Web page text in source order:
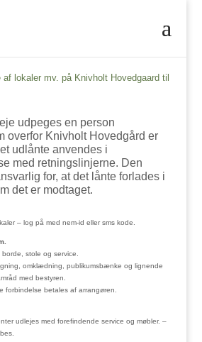
af lokaler mv. på Knivholt Hovedgaard til
udpeges en person
overfor Knivholt Hovedgård er
udlånte anvendes i
med retningslinjerne. Den
for, at det lånte forlades i
det er modtaget.
– log på med nem-id eller sms kode.
stole og service.
omklædning, publikumsbænke og lignende
med bestyren.
forbindelse betales af arrangøren.
udlejes med forefindende service og møbler. –